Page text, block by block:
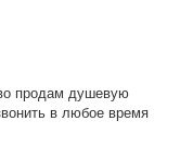
продам душевую
в любое время